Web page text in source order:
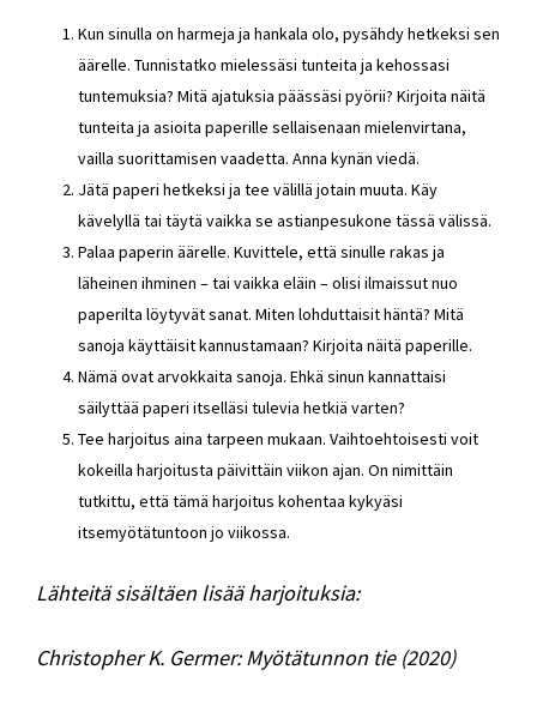
Kun sinulla on harmeja ja hankala olo, pysähdy hetkeksi sen
äärelle. Tunnistatko mielessäsi tunteita ja kehossasi
tuntemuksia? Mitä ajatuksia päässäsi pyörii? Kirjoita näitä
tunteita ja asioita paperille sellaisenaan mielenvirtana,
vailla suorittamisen vaadetta. Anna kynän viedä.
Jätä paperi hetkeksi ja tee välillä jotain muuta. Käy
kävelyllä tai täytä vaikka se astianpesukone tässä välissä.
Palaa paperin äärelle. Kuvittele, että sinulle rakas ja
läheinen ihminen – tai vaikka eläin – olisi ilmaissut nuo
paperilta löytyvät sanat. Miten lohduttaisit häntä? Mitä
sanoja käyttäisit kannustamaan? Kirjoita näitä paperille.
Nämä ovat arvokkaita sanoja. Ehkä sinun kannattaisi
säilyttää paperi itselläsi tulevia hetkiä varten?
Tee harjoitus aina tarpeen mukaan. Vaihtoehtoisesti voit
kokeilla harjoitusta päivittäin viikon ajan. On nimittäin
tutkittu, että tämä harjoitus kohentaa kykyäsi
itsemyötätuntoon jo viikossa.
Lähteitä sisältäen lisää harjoituksia:
Christopher K. Germer: Myötätunnon tie (2020)